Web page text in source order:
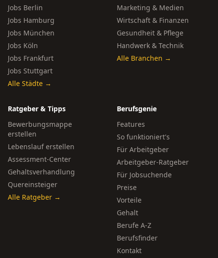
Jobs Berlin
Jobs Hamburg
Jobs München
Jobs Köln
Jobs Frankfurt
Jobs Stuttgart
Alle Städte →
Marketing & Medien
Wirtschaft & Finanzen
Gesundheit & Pflege
Handwerk & Technik
Alle Branchen →
Ratgeber & Tipps
Bewerbungsmappe
erstellen
Lebenslauf erstellen
Assessment-Center
Gehaltsverhandlung
Quereinsteiger
Alle Ratgeber →
Berufsgenie
Features
So funktioniert's
Für Arbeitgeber
Arbeitgeber-Ratgeber
Für Jobsuchende
Preise
Vorteile
Gehalt
Berufe A-Z
Berufsfinder
Kontakt